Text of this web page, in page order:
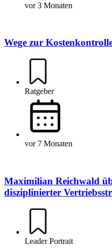
vor 3 Monaten
Wege zur
Ratgeber
vor 7 Monaten
Maximilian Reichwald
disziplinierter
Leader Portrait